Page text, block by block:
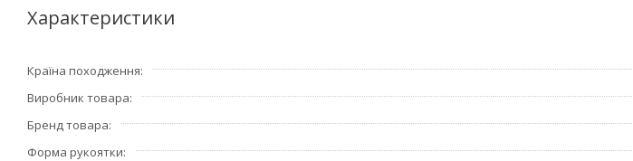
Характеристики
Країна походження
Виробник товара
Бренд товара
Форма рукоятки